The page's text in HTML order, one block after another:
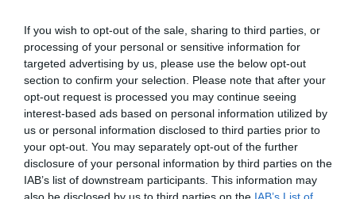
If you wish to opt-out of the sale, sharing to third parties, or
processing of your personal or sensitive information for
targeted advertising by us, please use the below opt-out
section to confirm your selection. Please note that after your
opt-out request is processed you may continue seeing
interest-based ads based on personal information utilized by
us or personal information disclosed to third parties prior to
your opt-out. You may separately opt-out of the further
disclosure of your personal information by third parties on the
IAB’s list of downstream participants. This information may
also be disclosed by us to third parties on the IAB’s List of
HASONLÓ ÉRDEKESSÉGEK